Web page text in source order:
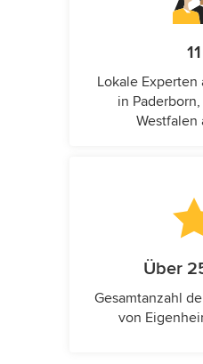
11
Lokale
in
Westfalen
Über
Gesamtanzahl
von